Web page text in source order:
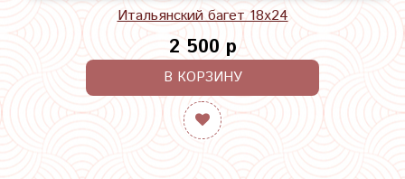
Итальянский багет 18х24
2 500 р
В КОРЗИНУ